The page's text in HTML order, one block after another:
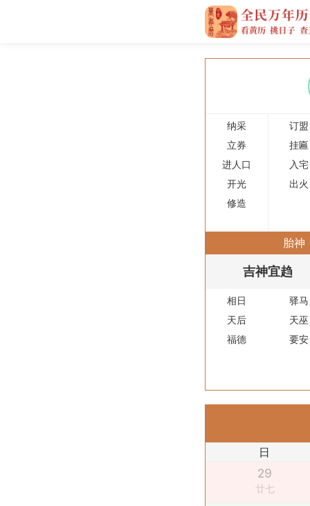
纳采
订盟
立券
挂匾
进人口
入宅
开光
出火
修造
胎神
吉神宜趋
相日
驿马
天后
天巫
福德
要安
日
29
廿七